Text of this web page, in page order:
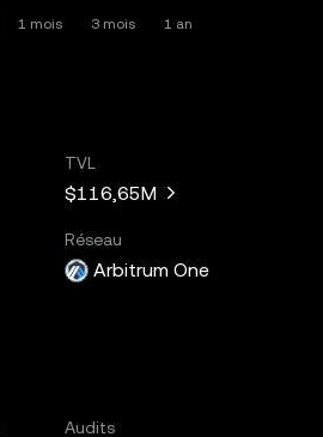
1 mois 3 mois 1 an
TVL
$116,65M
Réseau
Arbitrum One
Audits